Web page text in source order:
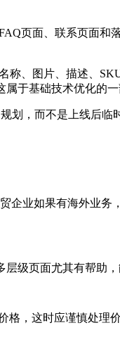
页面、联系页面和
、图片、描述、
于基础技术优化的一
划，而不是上线后临
企业如果有海外业
级页面尤其有帮助
，这时应谨慎处理